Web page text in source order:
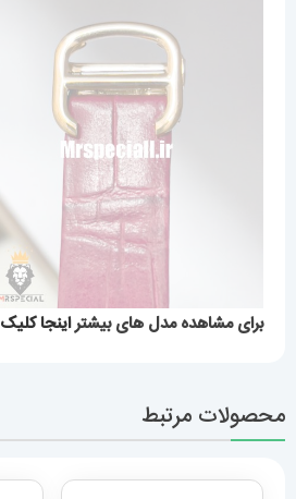
برای مشاهده مدل های بیشتراینجا کلیک
محصولات مرتبط